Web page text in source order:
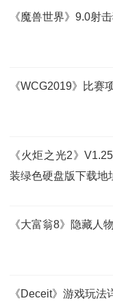
《魔兽世界》9.0射
《WCG2019》比赛
《火炬之光2》
装绿色硬盘版下载地
《大富翁8》隐藏人
《Deceit》游戏玩法